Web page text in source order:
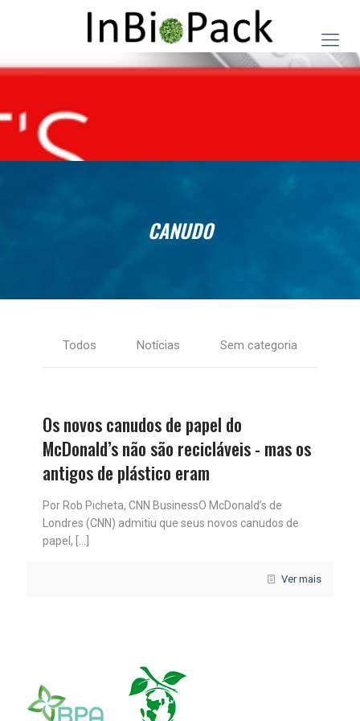
CANUDO
Todos Notícias Sem categoria
Os novos canudos de papel do
McDonald’s não são recicláveis ​​- mas os
antigos de plástico eram
Por Rob Picheta, CNN BusinessO McDonald’s de
Londres (CNN) admitiu que seus novos canudos de
papel,
Ver mais